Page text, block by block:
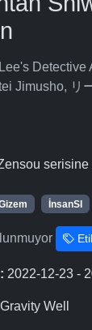
Lee's Detective
Jimusho, リ
serisine
İnsanSI
2022-12-23 -
Well